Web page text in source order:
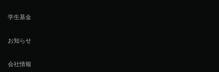
学生基金
お知らせ
会社情報